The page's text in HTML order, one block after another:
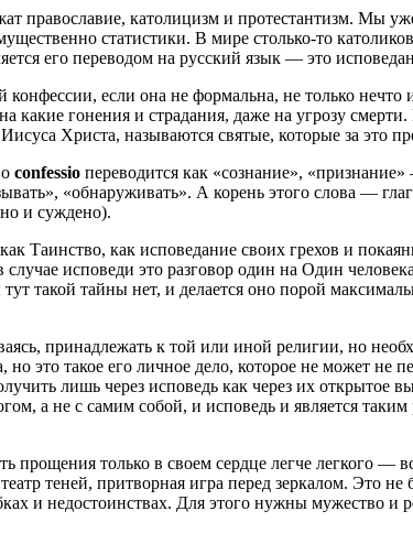
православие, католицизм и протестантизм. Мы
статистики. В мире столько-то
его переводом на русский язык — это
если она не формальна, не только
какие гонения и страдания, даже на угрозу
Христа, называются святые, которые за это
confessio переводится как «сознание»,
«обнаруживать». А корень этого слова —
и суждено).
Таинство, как исповедание своих грехов и
исповеди это разговор один на Один
такой тайны нет, и делается оно порой
принадлежать к той или иной религии, но
но это такое его личное дело, которое не может
лишь через исповедь как через их открытое
а не с самим собой, и исповедь и является
прощения только в своем сердце легче легкого —
теней, притворная игра перед зеркалом. Это
и недостоинствах. Для этого нужны мужество